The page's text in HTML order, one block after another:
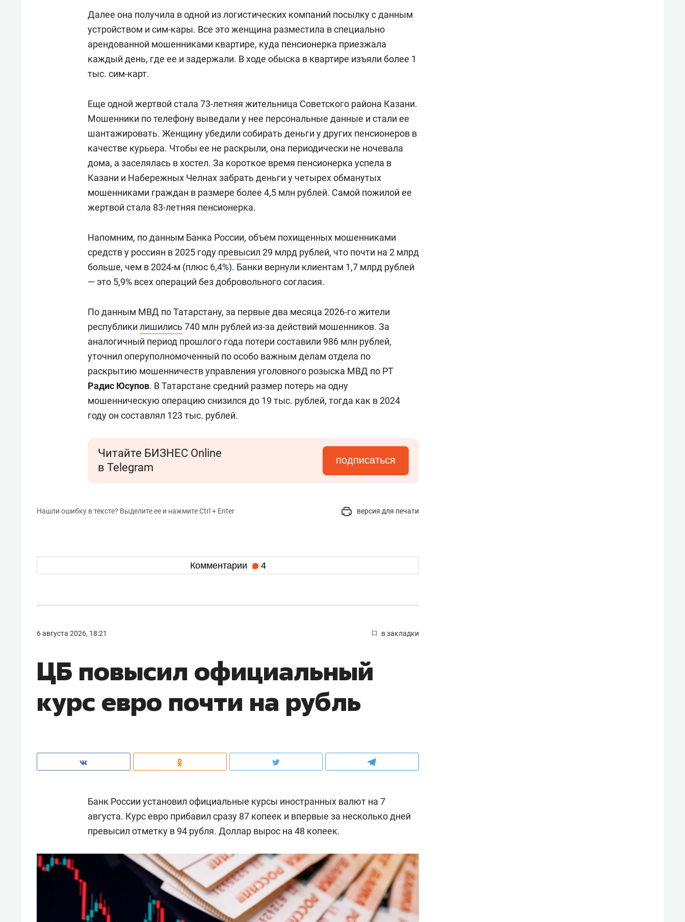
Далее она получила в одной из логистических компаний посылку с данным
устройством и сим-кары. Все это женщина разместила в специально
арендованной мошенниками квартире, куда пенсионерка приезжала
каждый день, где ее и задержали. В ходе обыска в квартире изъяли более 1
тыс. сим-карт.
Еще одной жертвой стала 73-летняя жительница Советского района Казани.
Мошенники по телефону выведали у нее персональные данные и стали ее
шантажировать. Женщину убедили собирать деньги у других пенсионеров в
качестве курьера. Чтобы ее не раскрыли, она периодически не ночевала
дома, а заселялась в хостел. За короткое время пенсионерка успела в
Казани и Набережных Челнах забрать деньги у четырех обманутых
мошенниками граждан в размере более 4,5 млн рублей. Самой пожилой ее
жертвой стала 83-летняя пенсионерка.
Напомним, по данным Банка России, объем похищенных мошенниками
средств у россиян в 2025 году превысил 29 млрд рублей, что почти на 2 млрд
больше, чем в 2024-м (плюс 6,4%). Банки вернули клиентам 1,7 млрд рублей
— это 5,9% всех операций без добровольного согласия.
По данным МВД по Татарстану, за первые два месяца 2026-го жители
республики лишились 740 млн рублей из-за действий мошенников. За
аналогичный период прошлого года потери составили 986 млн рублей,
уточнил оперуполномоченный по особо важным делам отдела по
раскрытию мошенничеств управления уголовного розыска МВД по РТ
Радис Юсупов. В Татарстане средний размер потерь на одну
мошенническую операцию снизился до 19 тыс. рублей, тогда как в 2024
году он составлял 123 тыс. рублей.
Читайте БИЗНЕС Online
в Telegram
подписаться
Нашли ошибку в тексте? Выделите ее и нажмите Ctrl + Enter версия для печати
Комментарии 4
6 августа 2026, 18:21 в закладки
ЦБ повысил официальный
курс евро почти на рубль
Банк России установил официальные курсы иностранных валют на 7
августа. Курс евро прибавил сразу 87 копеек и впервые за несколько дней
превысил отметку в 94 рубля. Доллар вырос на 48 копеек.